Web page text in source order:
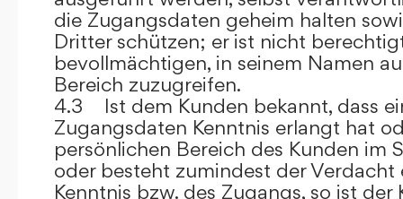
die Zugangsdaten geheim halten
Dritter schützen; er ist nicht
bevollmächtigen, in seinem Namen
Bereich zuzugreifen.
4.3 Ist dem Kunden bekannt, dass
Zugangsdaten Kenntnis erlangt hat
persönlichen Bereich des Kunden im
oder besteht zumindest der Verdacht
Kenntnis bzw. des Zugangs, so ist